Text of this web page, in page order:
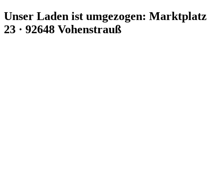
Zum
Inhalt
springen
Unser Laden ist umgezogen: Marktplatz
23 · 92648 Vohenstrauß